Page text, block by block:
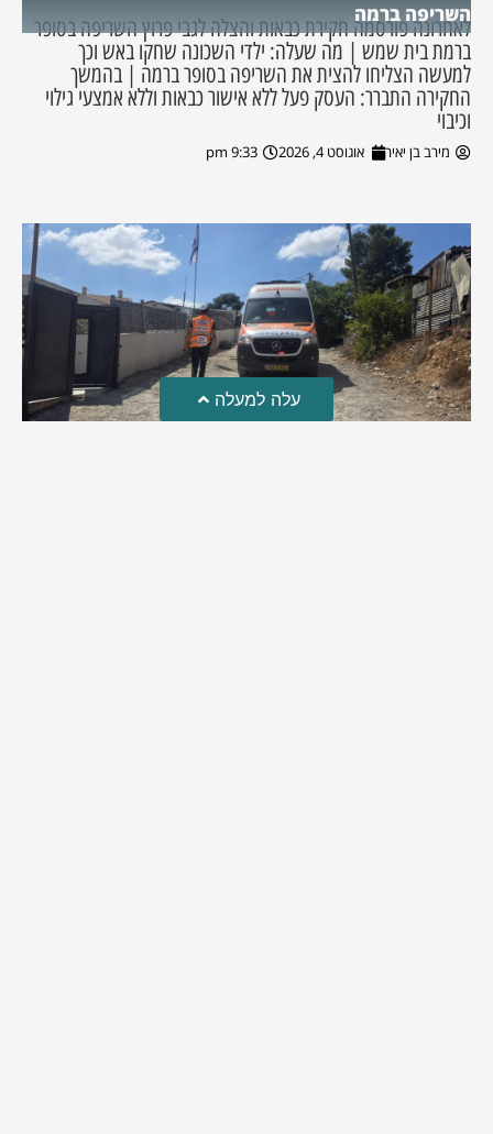
השריפה ברמה
לאחרונה פורסמה חקירת כבאות והצלה לגבי פרוץ השריפה בסופר
ברמת בית שמש | מה שעלה: ילדי השכונה שחקו באש וכך
למעשה הצליחו להצית את השריפה בסופר ברמה | בהמשך
החקירה התברר: העסק פעל ללא אישור כבאות וללא אמצעי גילוי
וכיבוי
מירב בן יאיר אוגוסט 4, 2026 9:33 pm
עלה למעלה